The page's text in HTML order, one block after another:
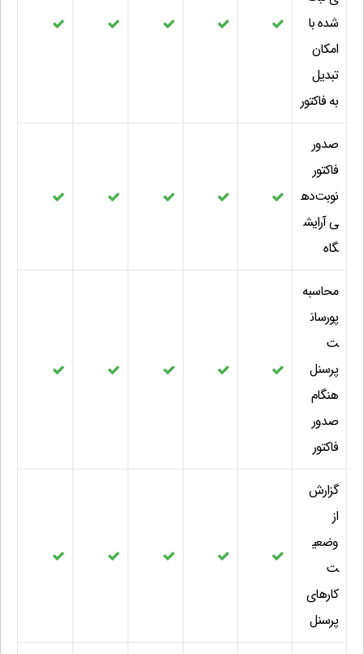
شده با
امکان
تبدیل
به فاکتور
صدور
فاکتور
نوبت‌ده
ی آرایش
گاه
محاسبه
پورسان
ت
پرسنل
هنگام
صدور
فاکتور
گزارش
از
وضعی
ت
کارهای
پرسنل